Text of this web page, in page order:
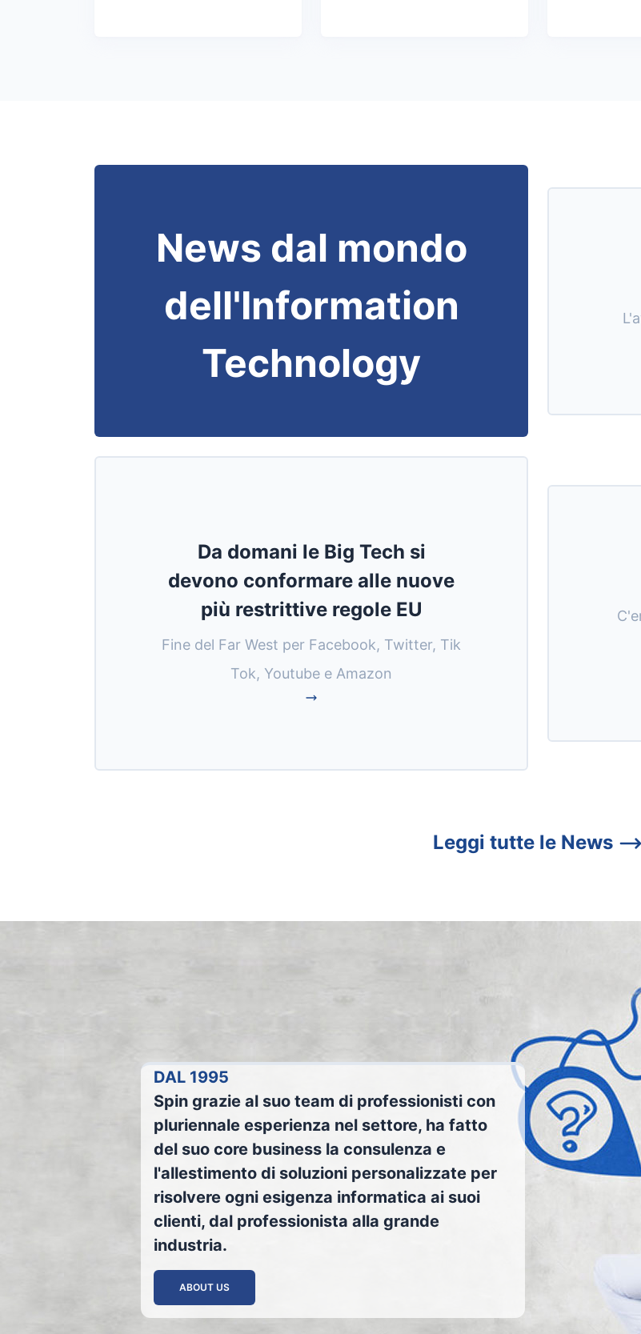
News dal mondo
dell'Information
Technology
Da domani le Big Tech si
devono conformare alle nuove
più restrittive regole EU
Fine del Far West per Facebook, Twitter, Tik
Tok, Youtube e Amazon
Leggi tutte le News
DAL 1995
Spin grazie al suo team di professionisti con
pluriennale esperienza nel settore, ha fatto
del suo core business la consulenza e
l'allestimento di soluzioni personalizzate per
risolvere ogni esigenza informatica ai suoi
clienti, dal professionista alla grande
industria.
ABOUT US